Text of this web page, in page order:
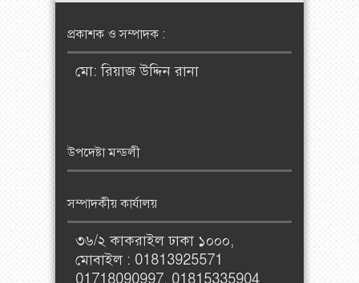
প্রকাশক ও সম্পাদক :
মো: রিয়াজ উদ্দিন রানা
উপদেষ্টা মন্ডলী
সম্পাদকীয় কার্যালয়
৩৬/২ কাকরাইল ঢাকা ১০০০,
মোবাইল : 01813925571
01718090997, 01815335904